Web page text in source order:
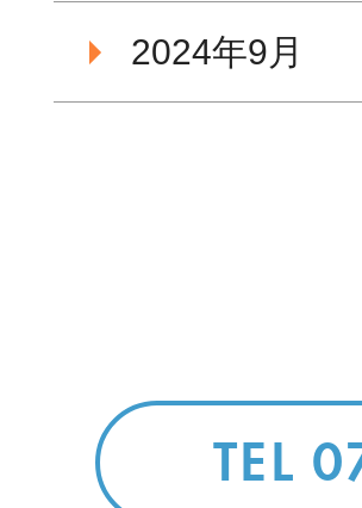
2024年9月
TEL